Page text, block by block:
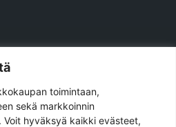
toimintaan,
sekä markkoinnin
hyväksyä kaikki evästeet,